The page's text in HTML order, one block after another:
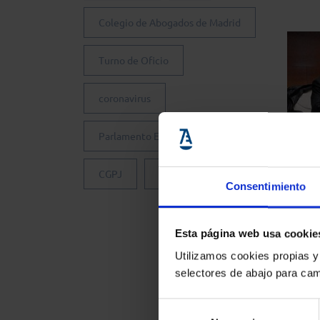
Consentimiento
Esta página web usa
Utilizamos cookies propias
selectores de abajo para
Colegio de Abogados de Madrid
Turno de Oficio
coronavirus
Parlamento Europeo
CGPJ
los
de